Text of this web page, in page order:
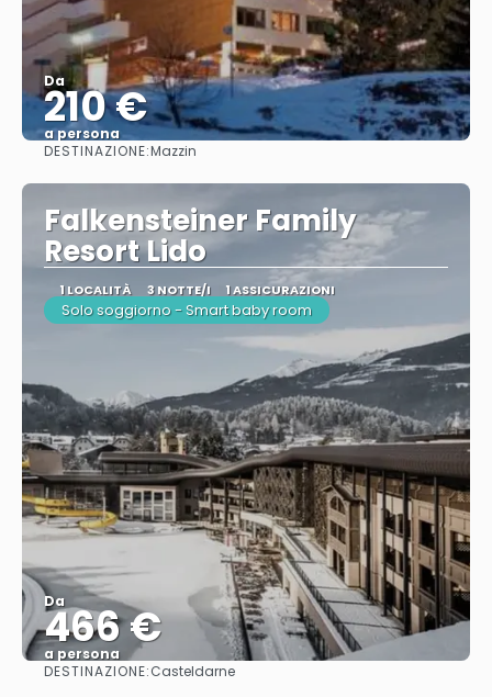
Da
210 €
a persona
DESTINAZIONE:Mazzin
Falkensteiner Family
Resort Lido
1 LOCALITÀ 3 NOTTE/I 1 ASSICURAZIONI
Solo soggiorno - Smart baby room
Da
466 €
a persona
Vedere
DESTINAZIONE:Casteldarne